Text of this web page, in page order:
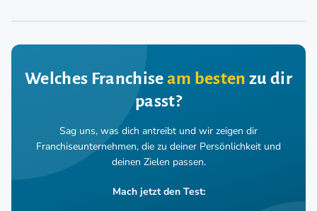
Welches Franchiseam besten zu dir
passt?
Sag uns, was dich antreibt und wir zeigen dir
Franchiseunternehmen, die zu deiner Persönlichkeit und
deinen Zielen passen.
Mach jetzt den Test: